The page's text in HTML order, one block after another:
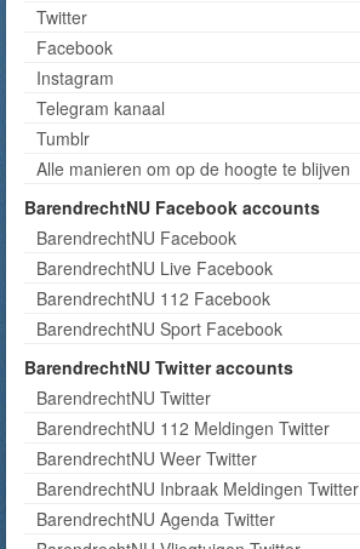
Twitter
Facebook
Instagram
Telegram kanaal
Tumblr
Alle manieren om op de hoogte te blijven
BarendrechtNU Facebook accounts
BarendrechtNU Facebook
BarendrechtNU Live Facebook
BarendrechtNU 112 Facebook
BarendrechtNU Sport Facebook
BarendrechtNU Twitter accounts
BarendrechtNU Twitter
BarendrechtNU 112 Meldingen Twitter
BarendrechtNU Weer Twitter
BarendrechtNU Inbraak Meldingen Twitter
BarendrechtNU Agenda Twitter